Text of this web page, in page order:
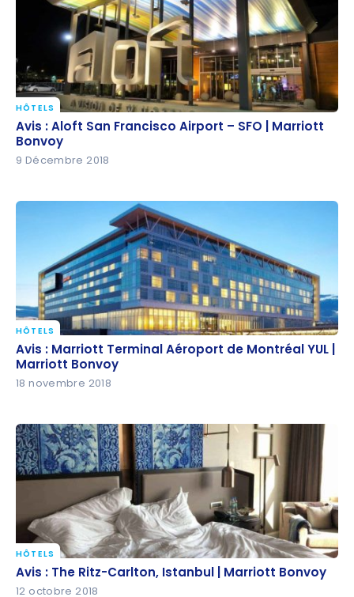
Avis : Aloft San Francisco Airport – SFO | Marriott
Bonvoy
HÔTELS
Avis : Aloft San Francisco Airport – SFO | Marriott
Bonvoy
9 Décembre 2018
Avis : Marriott Terminal Aéroport de Montréal YUL |
Marriott Bonvoy
HÔTELS
Avis : Marriott Terminal Aéroport de Montréal YUL |
Marriott Bonvoy
18 novembre 2018
Avis : The Ritz-Carlton, Istanbul | Marriott Bonvoy
HÔTELS
Avis : The Ritz-Carlton, Istanbul | Marriott Bonvoy
12 octobre 2018